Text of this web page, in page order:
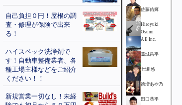
自己負担０円！屋根の調
査・修理が保険で出来
る！
ハイスペック洗浄剤で
す！自動車整備業者、各
種工場主様などをご紹介
ください！！
新規営業一切なし！未経
佐藤佑輝
Hiroyuki
Osumi
A E Inc.
葛城昌平
七瀬 悠
徳増あや乃
田口恭平